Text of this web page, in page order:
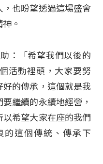
也盼望透過這場盛會
。
：「希望我們以後的
活動裡頭，大家要努
的傳承，這個就是我
繼續的永續地經營，
希望大家在座的我們
的這個傳統、傳承下